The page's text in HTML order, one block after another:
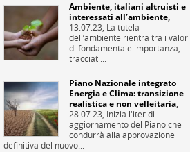
Ambiente, italiani altruisti e
interessati all’ambiente,
13.07.23, La tutela
dell’ambiente rientra tra i valori
di fondamentale importanza,
tracciati...
Piano Nazionale integrato
Energia e Clima: transizione
realistica e non velleitaria,
28.07.23, Inizia l'iter di
aggiornamento del Piano che
condurrà alla approvazione
definitiva del nuovo...